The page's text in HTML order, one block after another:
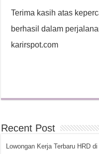
Terima kasih atas
berhasil dalam
karirspot.com
Recent Post
Lowongan Kerja Terbaru HRD